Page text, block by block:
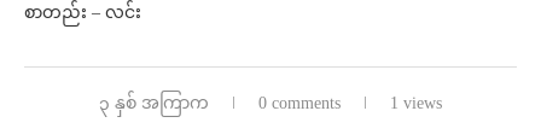
စာတည်း – လင်း
၃ နှစ် အကြာက 0 comments 1 views